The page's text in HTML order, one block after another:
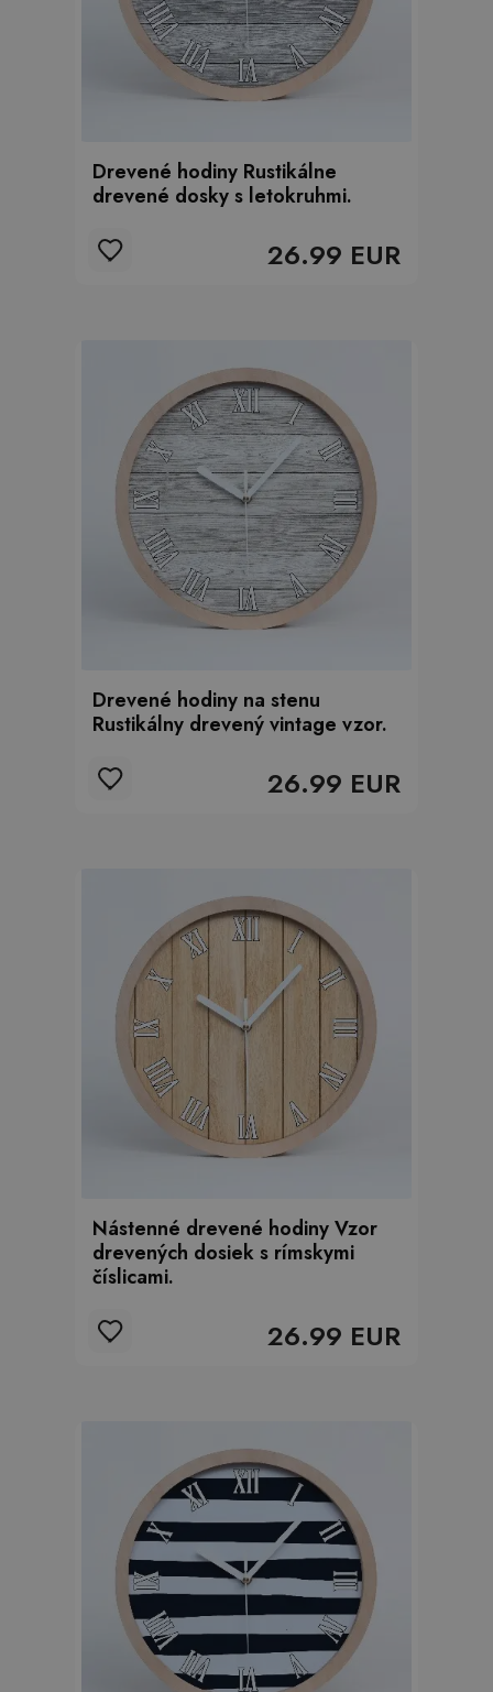
Drevené hodiny Rustikálne
drevené dosky s letokruhmi.
26.99 EUR
Drevené hodiny na stenu
Rustikálny drevený vintage vzor.
26.99 EUR
Nástenné drevené hodiny Vzor
drevených dosiek s rímskymi
číslicami.
26.99 EUR